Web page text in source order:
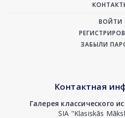
ВОЙТИ
ЗАБЫЛИ
Контактная
Галерея классического
SIA "Klasiskās